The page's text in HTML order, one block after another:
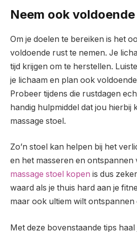
Neem ook
Om je doelen te bereiken is het
voldoende rust te nemen. Je
tijd krijgen om te herstellen.
je lichaam en plan ook
Probeer tijdens die rustdagen
handig hulpmiddel dat jou hierbij
massage stoel.
Zo’n stoel kan helpen bij het
en het masseren en ontspannen
massage stoel kopen is dus
waard als je thuis hard aan je
maar ook ultiem wilt ontspannen
Met deze bovenstaande tips haal